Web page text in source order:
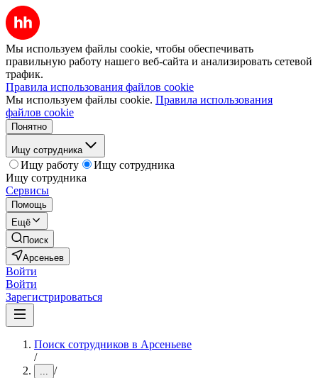
Мы используем файлы cookie, чтобы обеспечивать
правильную работу нашего веб-сайта и анализировать сетевой
трафик.
Правила использования файлов cookie
Мы используем файлы cookie. Правила использования
файлов cookie
Понятно
Ищу сотрудника
Ищу работу
Ищу сотрудника
Ищу сотрудника
Сервисы
Помощь
Ещё
Поиск
Арсеньев
Войти
Войти
Зарегистрироваться
Поиск сотрудников в Арсеньеве
/
... /